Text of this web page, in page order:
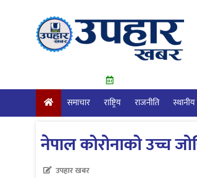
समाचार राष्ट्रिय राजनीति
नेपाल कोरोनाको उच्च
उपहार खबर